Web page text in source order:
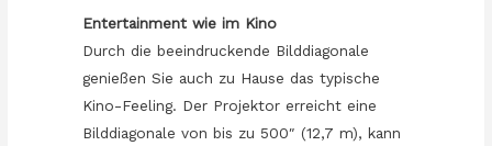
Entertainment wie im Kino
Durch die beeindruckende Bilddiagonale
genießen Sie auch zu Hause das typische
Kino-Feeling. Der Projektor erreicht eine
Bilddiagonale von bis zu 500″ (12,7 m), kann